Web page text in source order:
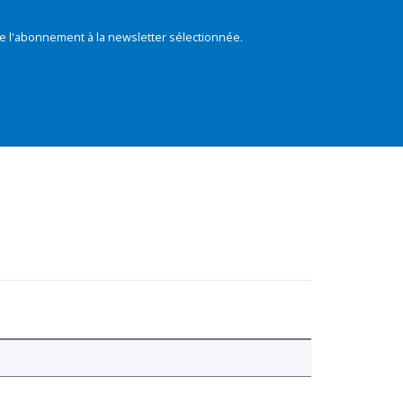
à la newsletter sélectionnée.